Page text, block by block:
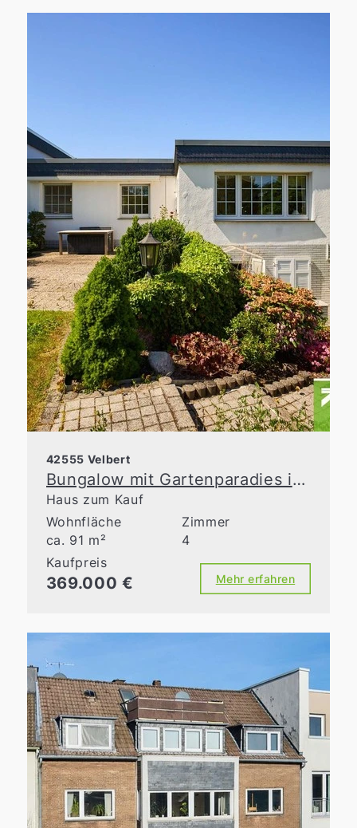
42555 Velbert
Bungalow mit Gartenparadies in Langenberg
Haus zum Kauf
Wohnfläche
ca. 91 m²
Zimmer
4
Kaufpreis
369.000 € Mehr erfahren